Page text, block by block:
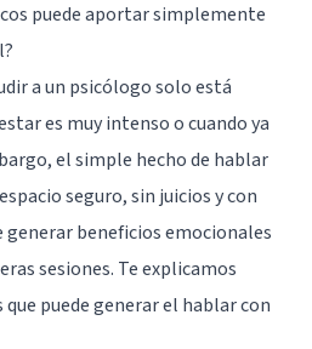
puede aportar simplemente
a un psicólogo solo está
es muy intenso o cuando ya
el simple hecho de hablar
seguro, sin juicios y con
generar beneficios emocionales
sesiones. Te explicamos
puede generar el hablar con